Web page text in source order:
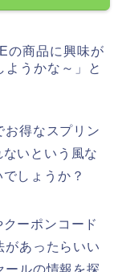
の商品に興味が
ようかな～」と
お得なスプリン
いという風な
しょうか？
ーポンコード
があったらいい